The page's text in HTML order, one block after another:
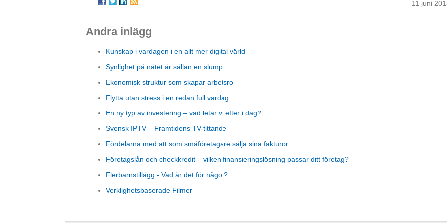
11 juni
Andra inlägg
Kunskap i vardagen i en allt mer digital värld
Synlighet på nätet är sällan en slump
Ekonomisk struktur som skapar arbetsro
Flytta utan stress i en redan full vardag
En ny typ av investering – vad letar vi efter i dag?
Svensk IPTV – Framtidens TV-tittande
Fördelarna med att som småföretagare sälja sina fakturor
Företagslån och checkkredit – vilken finansieringslösning passar ditt företag?
Flerbarnstillägg - Vad är det för något?
Verklighetsbaserade Filmer